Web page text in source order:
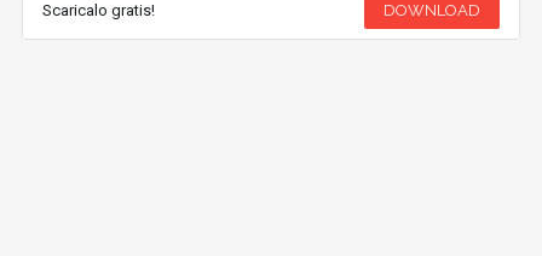
Scaricalo gratis! DOWNLOAD